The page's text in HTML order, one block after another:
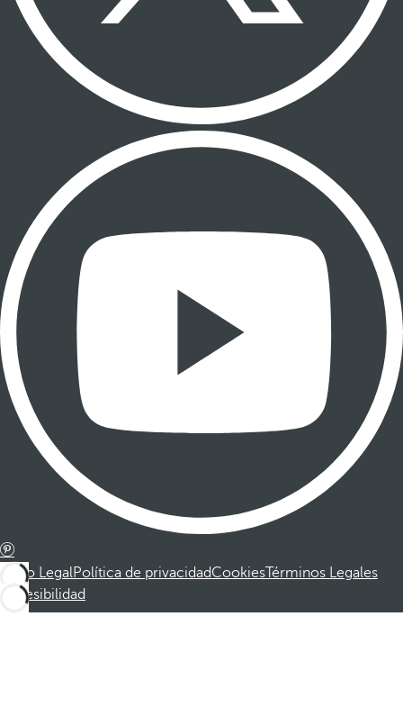
Aviso LegalPolítica de privacidadCookiesTérminos Legales
Accesibilidad